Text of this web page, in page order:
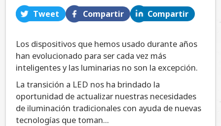
Tweet Compartir Compartir
Los dispositivos que hemos usado durante años
han evolucionado para ser cada vez más
inteligentes y las luminarias no son la excepción.
La transición a LED nos ha brindado la
oportunidad de actualizar nuestras necesidades
de iluminación tradicionales con ayuda de nuevas
tecnologías que toman...